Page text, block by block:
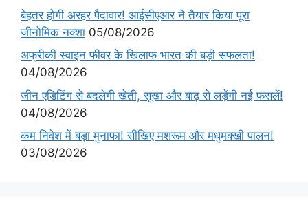
बेहतर होगी अरहर पैदावार! आईसीएआर ने तैयार किया पूरा
जीनोमिक नक्शा 05/08/2026
अफ्रीकी स्वाइन फीवर के खिलाफ भारत की बड़ी सफलता!
04/08/2026
जीन एडिटिंग से बदलेगी खेती, सूखा और बाढ़ से लड़ेंगी नई फसलें!
04/08/2026
कम निवेश में बड़ा मुनाफा! सीखिए मशरूम और मधुमक्खी पालन!
03/08/2026